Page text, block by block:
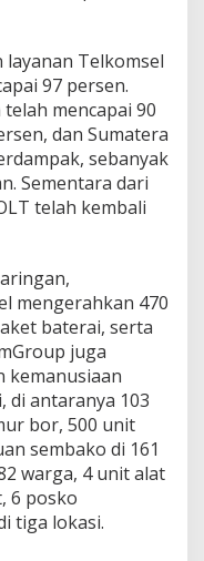
layanan Telkomsel
97 persen.
mencapai 90
dan Sumatera
sebanyak
Sementara dari
telah kembali
mengerahkan 470
baterai, serta
juga
kemanusiaan
di antaranya 103
bor, 500 unit
sembako di 161
warga, 4 unit alat
6 posko
tiga lokasi.